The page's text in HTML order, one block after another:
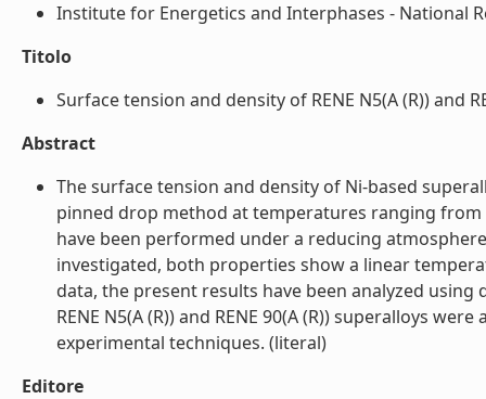
Institute for Energetics and Interphases - National
Titolo
Surface tension and density of RENE N5(A (R)) and
Abstract
The surface tension and density of Ni-based
pinned drop method at temperatures ranging from
have been performed under a reducing
investigated, both properties show a linear
data, the present results have been analyzed
RENE N5(A (R)) and RENE 90(A (R)) superalloys
experimental techniques. (literal)
Editore